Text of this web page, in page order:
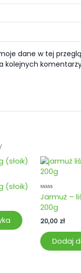
dane w tej
kolejnych
(słoik)
Oceniono
0
na
Jarmuż –
200g
20,00 zł
Dodaj